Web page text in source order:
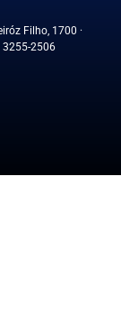
Filho, 1700 ·
3255-2506